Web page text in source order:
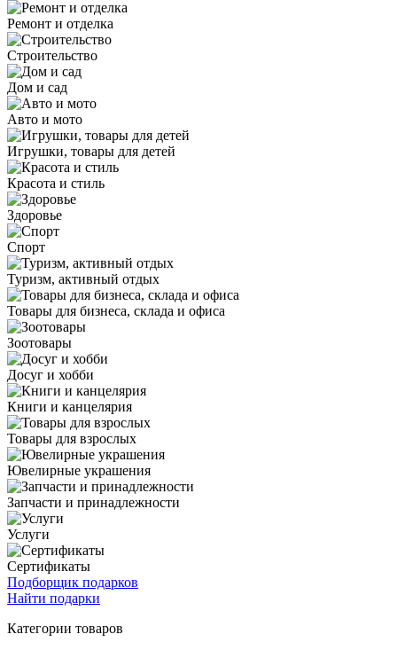
Ремонт и отделка
Строительство
Дом и сад
Авто и мото
Игрушки, товары для детей
Красота и стиль
Здоровье
Спорт
Туризм, активный отдых
Товары для бизнеса, склада и офиса
Зоотовары
Досуг и хобби
Книги и канцелярия
Товары для взрослых
Ювелирные украшения
Запчасти и принадлежности
Услуги
Сертификаты
Подборщик подарков
Найти подарки
Категории товаров